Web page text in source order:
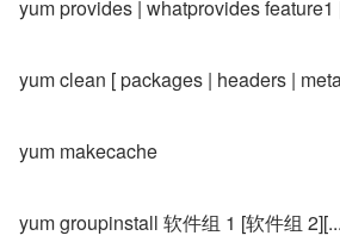
yum provides | whatprovides feature1
yum clean [ packages | headers |
yum makecache
yum groupinstall 软件组 1 [软件组